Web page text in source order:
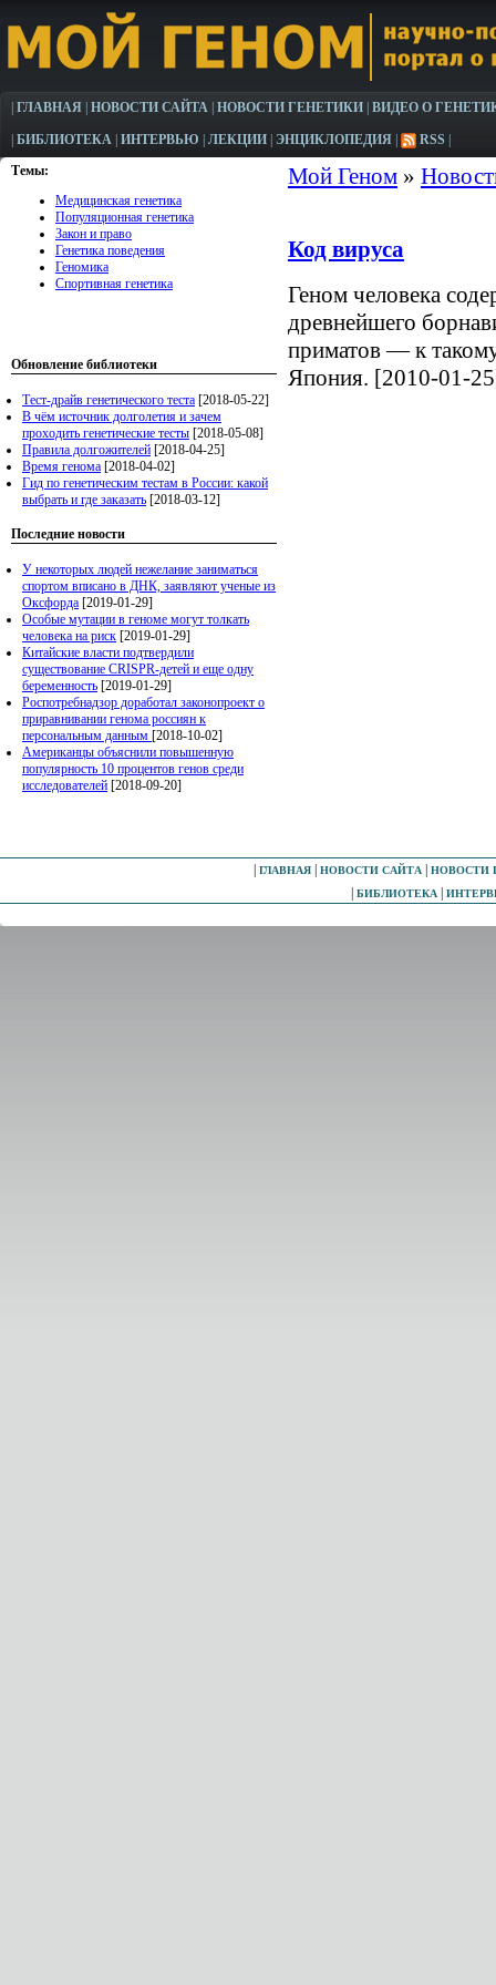
ГЛАВНАЯ НОВОСТИ САЙТА НОВОСТИ ГЕНЕТИКИ ВИДЕО О
БИБЛИОТЕКА ИНТЕРВЬЮ ЛЕКЦИИ ЭНЦИКЛОПЕДИЯ RSS
Темы:
Медицинская генетика
Популяционная генетика
Закон и право
Генетика поведения
Геномика
Спортивная генетика
Обновление библиотеки
Тест-драйв генетического теста [2018-05-22]
В чём источник долголетия и зачем
проходить генетические тесты [2018-05-08]
Правила долгожителей [2018-04-25]
Время генома [2018-04-02]
Гид по генетическим тестам в России: какой
выбрать и где заказать [2018-03-12]
Последние новости
У некоторых людей нежелание заниматься
спортом вписано в ДНК, заявляют ученые из
Оксфорда [2019-01-29]
Особые мутации в геноме могут толкать
человека на риск [2019-01-29]
Китайские власти подтвердили
существование CRISPR-детей и еще одну
беременность [2019-01-29]
Роспотребнадзор доработал законопроект о
приравнивании генома россиян к
персональным данным [2018-10-02]
Американцы объяснили повышенную
популярность 10 процентов генов среди
исследователей [2018-09-20]
Мой Геном »
Код вируса
Геном человека
древнейшего
приматов — к
Япония. [2010-01-
| ГЛАВНАЯ| НОВОСТИ САЙТА| НОВОСТИ
| БИБЛИОТЕКА|